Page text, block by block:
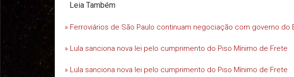
Leia Também
» Ferroviários de São Paulo continuam negociação com governo do
» Lula sanciona nova lei pelo cumprimento do Piso Mínimo de Frete
» Lula sanciona nova lei pelo cumprimento do Piso Mínimo de Frete